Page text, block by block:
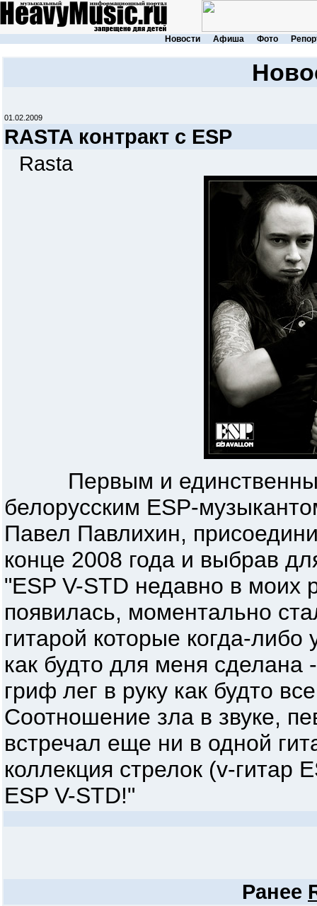
Новости Афиша Фото
01.02.2009
RASTA контракт с ESP
Rasta
Первым и единственным
белорусским ESP-
Павел Павлихин,
конце 2008 года и выбрав
"ESP V-STD недавно в моих
появилась, моментально
гитарой которые когда-
как будто для меня
гриф лег в руку как будто
Соотношение зла в звуке,
встречал еще ни в одной
коллекция стрелок (v-гитар
ESP V-STD!"
Ранее